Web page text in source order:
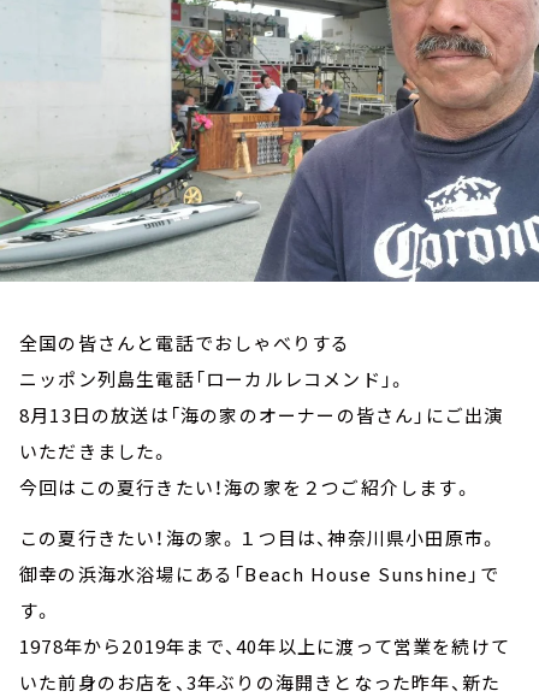
全国の皆さんと電話でおしゃべりする
ニッポン列島生電話「ローカルレコメンド」。
8月13日の放送は「海の家のオーナーの皆さん」にご出演
いただきました。
今回はこの夏行きたい！海の家を２つご紹介します。
この夏行きたい！海の家。１つ目は、神奈川県小田原市。
御幸の浜海水浴場にある「Beach House Sunshine」で
す。
1978年から2019年まで、40年以上に渡って営業を続けて
いた前身のお店を、3年ぶりの海開きとなった昨年、新た